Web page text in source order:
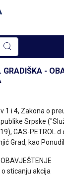
-
1 i 4, Zakona o
Srpske
GAS-PETROL
Grad, kao
OBAVJEŠTENJE
o sticanju akcija